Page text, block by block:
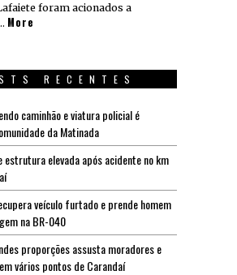
foram acionados a
More
RECENTES
caminhão e viatura policial é
da Matinada
estrutura elevada após acidente no km
veículo furtado e prende homem
na BR-040
proporções assusta moradores e
vários pontos de Carandaí